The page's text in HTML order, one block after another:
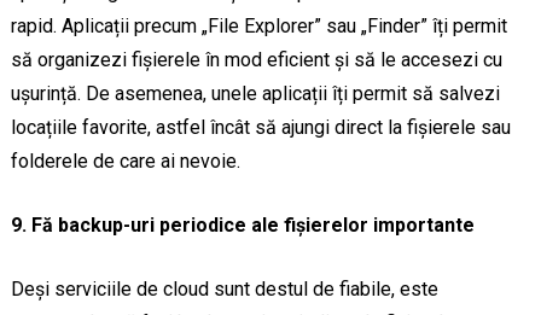
rapid. Aplicații precum „File Explorer” sau „Finder” îți permit
să organizezi fișierele în mod eficient și să le accesezi cu
ușurință. De asemenea, unele aplicații îți permit să salvezi
locațiile favorite, astfel încât să ajungi direct la fișierele sau
folderele de care ai nevoie.
9. Fă backup-uri periodice ale fișierelor importante
Deși serviciile de cloud sunt destul de fiabile, este